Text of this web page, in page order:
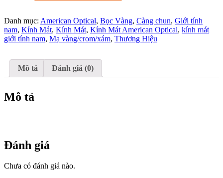
FULVUE
khung
mạ
càng
1/10-
bọc
vàng
lượng
Danh mục: American Optical, Bọc Vàng, Càng chun, Giới tính
nam, Kính Mát, Kính Mát, Kính Mát American Optical, kính mát
giới tính nam, Mạ vàng/crom/xám, Thương Hiệu
Mô tả Đánh giá (0)
Mô tả
Đánh giá
Chưa có đánh giá nào.